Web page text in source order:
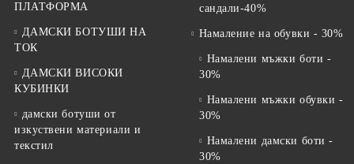
ПЛАТФОРМА
ДАМСКИ БОТУШИ НА
ТОК
ДАМСКИ ВИСОКИ
КУБИНКИ
дамски ботуши от
изкуствени материали и
текстил
сандали-40%
Намаление на обувки - 30%
Намалени мъжки боти -
30%
Намалени мъжки обувки -
30%
Намалени дамски боти -
30%